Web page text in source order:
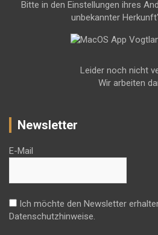
Bitte in den Einstellungen ihres
unbekannter
Leider noch nicht
Wir arbeiten
Newsletter
E-Mail
Ich möchte den Newsletter
Datenschutzhinweise.